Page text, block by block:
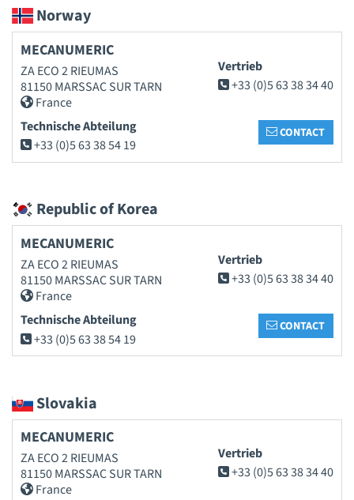
Norway
MECANUMERIC
ZA ECO 2 RIEUMAS
81150 MARSSAC SUR TARN
France
Vertrieb
+33 (0)5 63 38 34 40
Technische Abteilung
+33 (0)5 63 38 54 19
CONTACT
Republic of Korea
MECANUMERIC
ZA ECO 2 RIEUMAS
81150 MARSSAC SUR TARN
France
Vertrieb
+33 (0)5 63 38 34 40
Technische Abteilung
+33 (0)5 63 38 54 19
CONTACT
Slovakia
MECANUMERIC
ZA ECO 2 RIEUMAS
81150 MARSSAC SUR TARN
France
Vertrieb
+33 (0)5 63 38 34 40